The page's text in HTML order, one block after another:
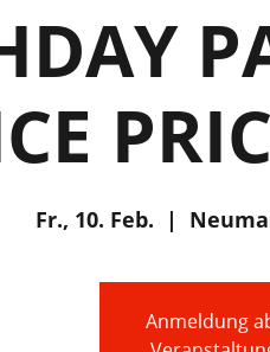
Fr., 10. Feb.
  |
Anmeldung